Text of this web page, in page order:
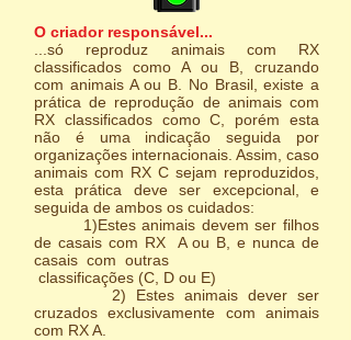
O criador responsável...
...só reproduz animais com RX
classificados como A ou B, cruzando
com animais A ou B. No Brasil, existe a
prática de reprodução de animais com
RX classificados como C, porém esta
não é uma indicação seguida por
organizações internacionais. Assim, caso
animais com RX C sejam reproduzidos,
esta prática deve ser excepcional, e
seguida de ambos os cuidados:
1)Estes animais devem ser filhos
de casais com RX A ou B, e nunca de
casais com outras
classificações (C, D ou E)
2) Estes animais dever ser
cruzados exclusivamente com animais
com RX A.